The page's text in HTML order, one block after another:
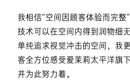
我相信“空间因顾客体验而完整
技术可以在空间内得到润物细
单纯追求视觉冲击的空间，我
客全方位感受爱茉莉太平洋旗
并为此努力着。